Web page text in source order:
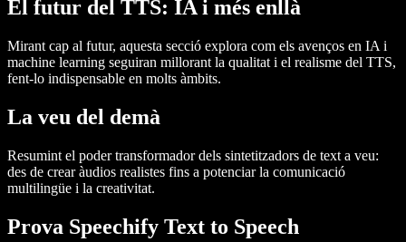
El futur del TTS: IA i més enllà
Mirant cap al futur, aquesta secció explora com els avenços en IA i
machine learning seguiran millorant la qualitat i el realisme del TTS,
fent-lo indispensable en molts àmbits.
La veu del demà
Resumint el poder transformador dels sintetitzadors de text a veu:
des de crear àudios realistes fins a potenciar la comunicació
multilingüe i la creativitat.
Prova Speechify Text to Speech